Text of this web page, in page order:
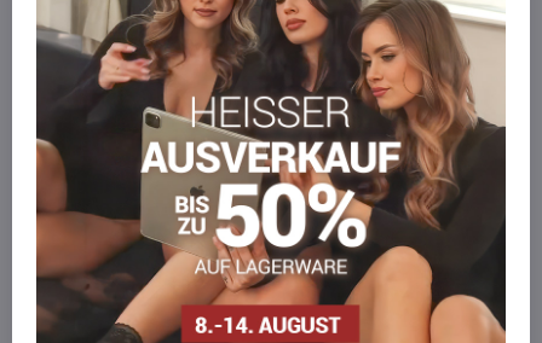
Ware auf Lager
Wir versenden sofort
Werden Sie Teil von everlady
Werden Sie Teil von everlady und genießen Sie einen5 %
Mitgliedervorteil bei jedem Einkauf.
Der Vorteil wird automatisch im Warenkorb angewendet.
Möchten Sie mehr bestellen, als wir
auf Lager haben?
Zögern Sie nicht, uns zu kontaktieren, wir füllen die Ware für Sie
wieder auf!